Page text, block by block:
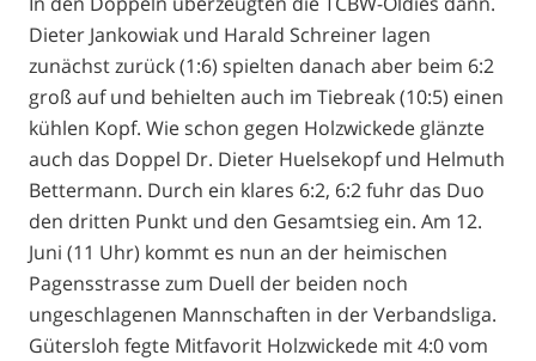
Dieter Jankowiak und Harald Schreiner lagen
zunächst zurück (1:6) spielten danach aber beim 6:2
groß auf und behielten auch im Tiebreak(10:5) einen
kühlen Kopf. Wie schon gegen Holzwickede glänzte
auch das Doppel Dr. Dieter Huelsekopf und Helmuth
Bettermann. Durch ein klares 6:2, 6:2 fuhr das Duo
den dritten Punkt und den Gesamtsieg ein. Am 12.
Juni (11 Uhr) kommt es nun an der heimischen
Pagensstrasse zum Duell der beiden noch
ungeschlagenen Mannschaften in der Verbandsliga.
Gütersloh fegte Mitfavorit Holzwickede mit 4:0 vom